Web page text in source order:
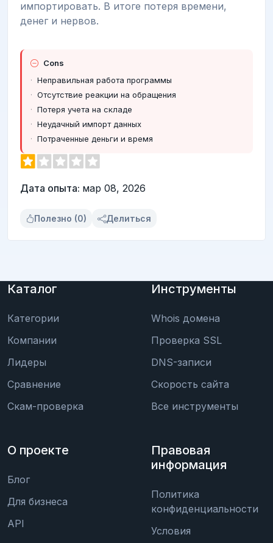
импортировать. В итоге потеря времени,
денег и нервов.
Cons
Неправильная работа программы
Отсутствие реакции на обращения
Потеря учета на складе
Неудачный импорт данных
Потраченные деньги и время
Дата опыта: мар 08, 2026
Полезно (0) Делиться
Каталог
Категории
Компании
Лидеры
Сравнение
Скам-проверка
Инструменты
Whois домена
Проверка SSL
DNS-записи
Скорость сайта
Все инструменты
О проекте
Блог
Для бизнеса
API
Правовая
информация
Политика
конфиденциальности
Условия